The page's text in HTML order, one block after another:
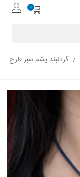
0
/ گردنبند یشم سبز طرح